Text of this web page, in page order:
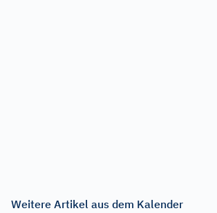
Weitere Artikel aus dem Kalender